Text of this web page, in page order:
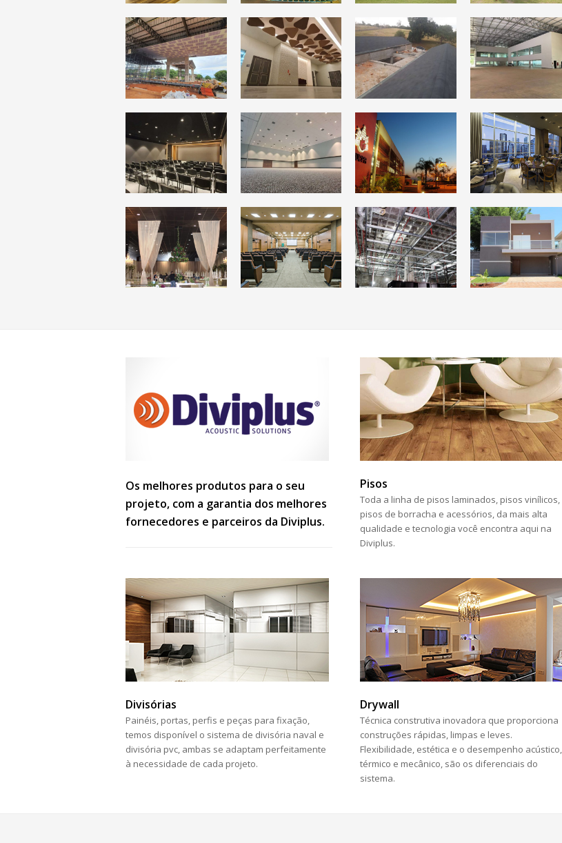
Os melhores produtos para o seu
projeto, com a garantia dos melhores
fornecedores e parceiros da Diviplus.
Pisos
Toda a linha de pisos laminados, pisos vinílicos,
pisos de borracha e acessórios, da mais alta
qualidade e tecnologia você encontra aqui na
Diviplus.
Divisórias
Painéis, portas, perfis e peças para fixação,
temos disponível o sistema de divisória naval e
divisória pvc, ambas se adaptam perfeitamente
à necessidade de cada projeto.
Drywall
Técnica construtiva inovadora que proporciona
construções rápidas, limpas e leves.
Flexibilidade, estética e o desempenho acústico,
térmico e mecânico, são os diferenciais do
sistema.